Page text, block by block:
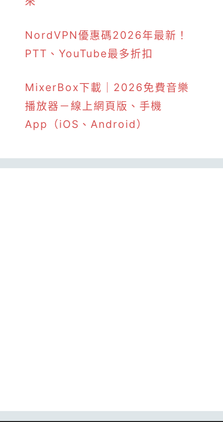
NordVPN優惠碼2026年最新！
PTT、YouTube最多折扣
MixerBox下載｜2026免費音樂
播放器－線上網頁版、手機
App（iOS、Android）